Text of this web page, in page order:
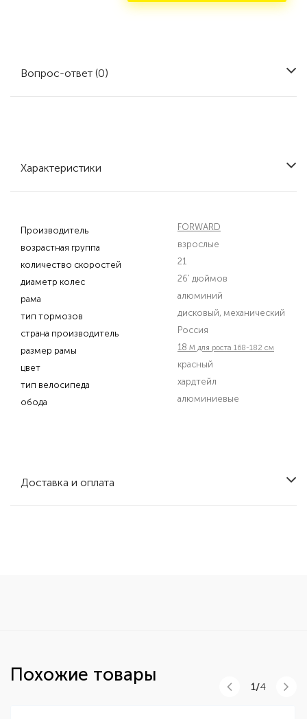
Вопрос-ответ (0)
Характеристики
Производитель
FORWARD
возрастная группа
взрослые
количество скоростей
21
диаметр колес
26' дюймов
рама
алюминий
тип тормозов
дисковый, механический
страна производитель
Россия
размер рамы
18 M для роста 168-182 см
цвет
красный
тип велосипеда
хардтейл
обода
алюминиевые
Доставка и оплата
Похожие товары
1/4